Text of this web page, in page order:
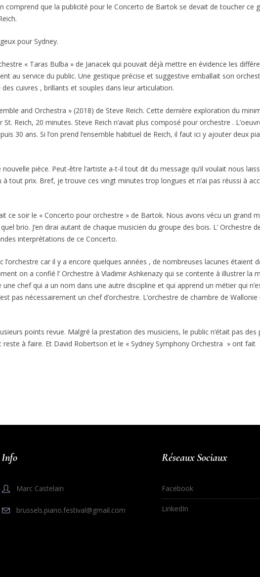
comprend que la publicité pour le Concerto de Bartok se devait de toucher ce
pour Sydney.
« Taras Bulba » de Janacek qui pouvait déjà mettre en évidence les
au service du public. Une gestique précise et suggestive emballait son
cuivres , brillants et souples dans leur articulation.
and Orchestra » (2018) de Steve Reich. Cette dernière exploration du
Reich, 20 minutes. Steve Reich n’avait plus composé pour orchestre .
30 ans. Si l’on prend l’ensemble habituel de Reich, il faut ici y ajouter deux
pièce. Peut-être l’artiste a-t-il tout dit du message qu’il voulait nous
tout prix. Bref, je trouve ces vingt minutes trop longues et n’ai pas réussi à
ce soir le « Concerto pour orchestre » de Bartok. Nous avons vécu un grand
brio. J’en dirai autant de chaque musicien du groupe des bois. L’ Orchestre
interprétations de ce Concerto.
car il y a encore quelques années , de nombreuses lacunes étaient
on a confié l’ Orchestre à Vladimir Ashkenazy qui se contente à illustrer la
chef qui a un nom dans une autre discipline et qui apprend un métier qui
pas nécessairement un chef d’orchestre. L’orchestre de chambre de
points revue. Malgré la prestation des musiciens, le public n’était pas des
reste à faire. Et David Robertson et le « Sydney Symphony Orchestra » ont fait
Info
Marc Castelain
brussels.piano.festival@gmail.com
Réseaux Sociaux
Facebook
LinkedIn